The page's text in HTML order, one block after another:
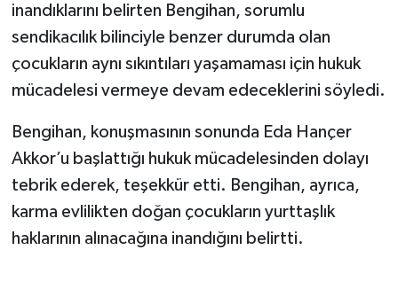
inandıklarını belirten Bengihan, sorumlu
sendikacılık bilinciyle benzer durumda olan
çocukların aynı sıkıntıları yaşamaması için hukuk
mücadelesi vermeye devam edeceklerini söyledi.
Bengihan, konuşmasının sonunda Eda Hançer
Akkor’u başlattığı hukuk mücadelesinden dolayı
tebrik ederek, teşekkür etti. Bengihan, ayrıca,
karma evlilikten doğan çocukların yurttaşlık
haklarının alınacağına inandığını belirtti.